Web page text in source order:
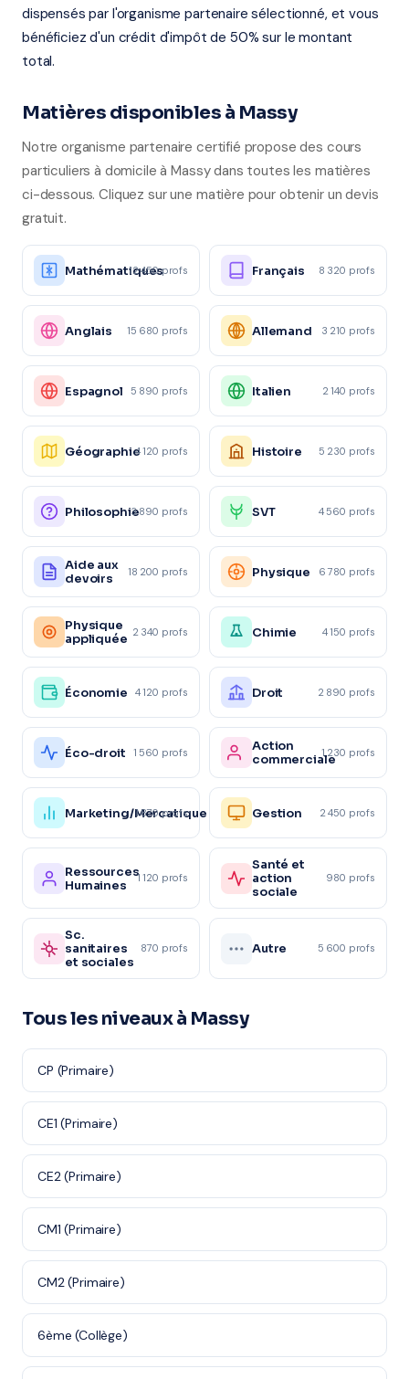
dispensés par l'organisme partenaire sélectionné, et vous
bénéficiez d'un crédit d'impôt de 50% sur le montant
total.
Matières disponibles à Massy
Notre organisme partenaire certifié propose des cours
particuliers à domicile à Massy dans toutes les matières
ci-dessous. Cliquez sur une matière pour obtenir un devis
gratuit.
Mathématiques
12 450 profs Français 8 320 profs
Anglais 15 680 profs Allemand 3 210 profs
Espagnol 5 890 profs Italien 2 140 profs
Géographie4 120 profs Histoire 5 230 profs
Philosophie3 890 profs SVT 4 560 profs
Aide aux
devoirs
18 200 profs Physique 6 780 profs
Physique
appliquée 2 340 profs Chimie 4 150 profs
Économie 4 120 profs Droit 2 890 profs
Éco-droit 1 560 profs
Action
commerciale1 230 profs
Marketing/Mercatique
1 870 profs Gestion 2 450 profs
Ressources
Humaines
1 120 profs
Santé et
action
sociale
980 profs
Sc.
sanitaires
et sociales
870 profs Autre 5 600 profs
Tous les niveaux à Massy
CP (Primaire)
CE1 (Primaire)
CE2 (Primaire)
CM1 (Primaire)
CM2 (Primaire)
6ème (Collège)